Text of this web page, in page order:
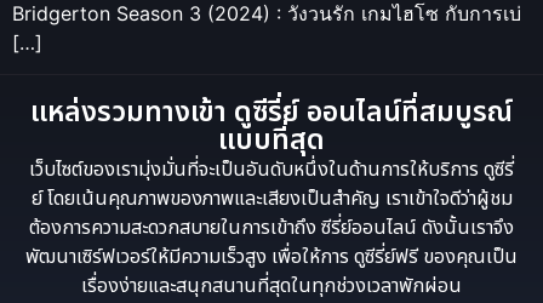
Bridgerton Season 3 (2024) : วังวนรัก เกมไฮโซ กับการเบ่
[…]
แหล่งรวมทางเข้า ดูซีรี่ย์ ออนไลน์ที่สมบูรณ์
แบบที่สุด
เว็บไซต์ของเรามุ่งมั่นที่จะเป็นอันดับหนึ่งในด้านการให้บริการ ดูซีรี่
ย์ โดยเน้นคุณภาพของภาพและเสียงเป็นสำคัญ เราเข้าใจดีว่าผู้ชม
ต้องการความสะดวกสบายในการเข้าถึง ซีรี่ย์ออนไลน์ ดังนั้นเราจึง
พัฒนาเซิร์ฟเวอร์ให้มีความเร็วสูง เพื่อให้การ ดูซีรี่ย์ฟรี ของคุณเป็น
เรื่องง่ายและสนุกสนานที่สุดในทุกช่วงเวลาพักผ่อน